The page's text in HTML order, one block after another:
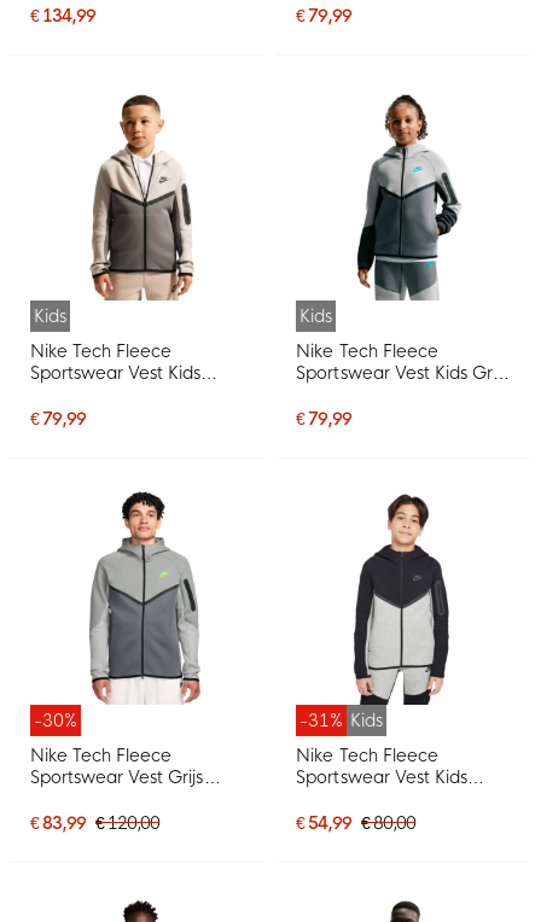
€ 134,99
Zwart
€ 79,99
Kids
Nike Tech Fleece
Sportswear Vest Kids
€ 79,99
Kids
Nike Tech Fleece
Sportswear Vest Kids Grijs
€ 79,99
-30%
Nike Tech Fleece
Sportswear Vest Grijs
€ 83,99 € 120,00
-31% Kids
Nike Tech Fleece
Sportswear Vest Kids
€ 54,99 € 80,00